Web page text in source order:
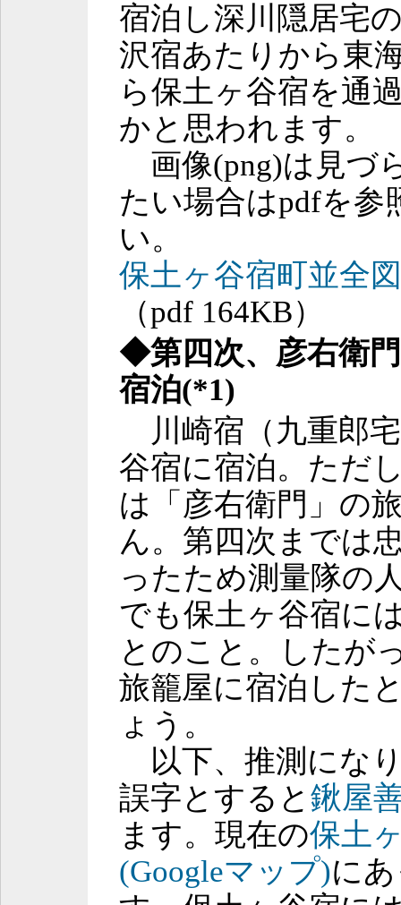
宿泊し深川隠居宅
沢宿あたりから東
ら保土ヶ谷宿を通
かと思われます。
画像(png)は見づ
たい場合はpdfを参
い。
保土ヶ谷宿町並全
（pdf 164KB）
◆第四次、彦右衛
宿泊(*1)
川崎宿（九重郎
谷宿に宿泊。ただ
は「彦右衛門」の
ん。第四次までは
ったため測量隊の
でも保土ヶ谷宿に
とのこと。したが
旅籠屋に宿泊した
ょう。
以下、推測にな
誤字とすると 鍬屋
ます。現在の保土
(Googleマップ)に